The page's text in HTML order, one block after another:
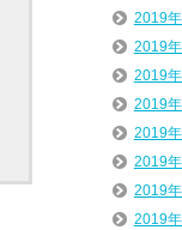
2019
2019
2019
2019
2019
2019
2019
2019